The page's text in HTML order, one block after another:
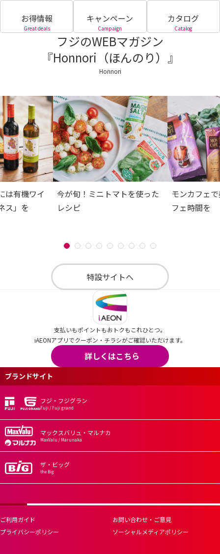
お得情報
Great deals
キャンペーン
Campaign
カタログ
Catalog
フジのWEBマガジン
『Honnori（ほんのり）』
Honnori
は有機ワイ
ス」を
今が旬！ミニトマトを使った
レシピ
モンカフェ
フェ時間を
特設サイトへ
支払いもポイントもおトクもこれひとつ。
iAEONアプリでクーポン・チラシがご確認いただけます。
詳しくはこちら
ブランドサイト
フジ・フジグラン
Fuji / Fuji grand
マックスバリュ・マルナカ
MaxValu / Marunaka
ザ・ビッグ
the Big
ご利用ガイド
お問い合わせ・ご意見
プライバシーポリシー
ソーシャルメディアポリシー